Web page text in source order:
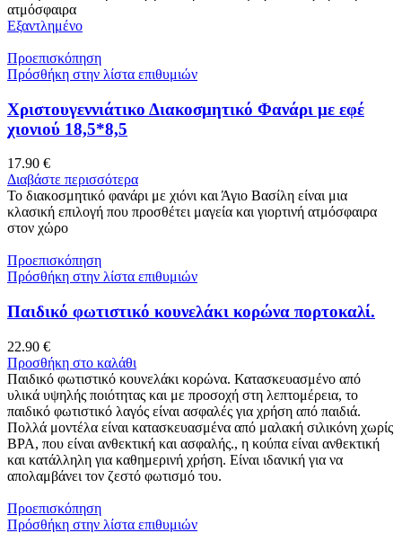
ατμόσφαιρα
Εξαντλημένο
Προεπισκόπηση
Πρόσθήκη στην λίστα επιθυμιών
Χριστουγεννιάτικο Διακοσμητικό Φανάρι με εφέ
χιονιού 18,5*8,5
17.90 €
Διαβάστε περισσότερα
Το διακοσμητικό φανάρι με χιόνι και Άγιο Βασίλη είναι μια
κλασική επιλογή που προσθέτει μαγεία και γιορτινή ατμόσφαιρα
στον χώρο
Προεπισκόπηση
Πρόσθήκη στην λίστα επιθυμιών
Παιδικό φωτιστικό κουνελάκι κορώνα πορτοκαλί.
22.90 €
Προσθήκη στο καλάθι
Παιδικό φωτιστικό κουνελάκι κορώνα. Κατασκευασμένο από
υλικά υψηλής ποιότητας και με προσοχή στη λεπτομέρεια, το
παιδικό φωτιστικό λαγός είναι ασφαλές για χρήση από παιδιά.
Πολλά μοντέλα είναι κατασκευασμένα από μαλακή σιλικόνη χωρίς
BPA, που είναι ανθεκτική και ασφαλής., η κούπα είναι ανθεκτική
και κατάλληλη για καθημερινή χρήση. Είναι ιδανική για να
απολαμβάνει τον ζεστό φωτισμό του.
Προεπισκόπηση
Πρόσθήκη στην λίστα επιθυμιών